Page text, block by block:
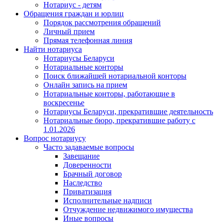
Нотариус - детям
Обращения граждан и юрлиц
Порядок рассмотрения обращений
Личный прием
Прямая телефонная линия
Найти нотариуса
Нотариусы Беларуси
Нотариальные конторы
Поиск ближайшей нотариальной конторы
Онлайн запись на прием
Нотариальные конторы, работающие в
воскресенье
Нотариусы Беларуси, прекратившие деятельность
Нотариальные бюро, прекратившие работу с
1.01.2026
Вопрос нотариусу
Часто задаваемые вопросы
Завещание
Доверенности
Брачный договор
Наследство
Приватизация
Исполнительные надписи
Отчуждение недвижимого имущества
Иные вопросы